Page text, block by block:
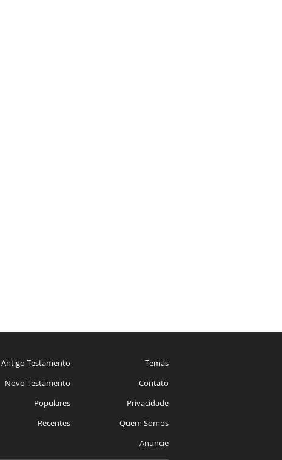
Antigo Testamento
Novo Testamento
Populares
Recentes
Temas
Contato
Privacidade
Quem Somos
Anuncie